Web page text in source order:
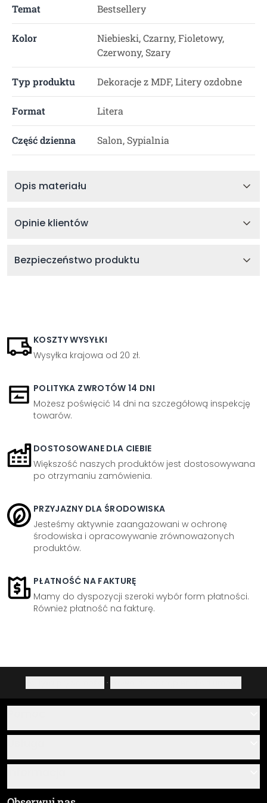
Temat Bestsellery
Kolor
Niebieski, Czarny, Fioletowy,
Czerwony, Szary
Typ produktu Dekoracje z MDF, Litery ozdobne
Format Litera
Część dzienna Salon, Sypialnia
Opis materiału
Opinie klientów
Bezpieczeństwo produktu
KOSZTY WYSYŁKI
Wysyłka krajowa od 20 zł.
POLITYKA ZWROTÓW 14 DNI
Możesz poświęcić 14 dni na szczegółową inspekcję
towarów.
DOSTOSOWANE DLA CIEBIE
Większość naszych produktów jest dostosowywana
po otrzymaniu zamówienia.
PRZYJAZNY DLA ŚRODOWISKA
Jesteśmy aktywnie zaangażowani w ochronę
środowiska i opracowywanie zrównoważonych
produktów.
PŁATNOŚĆ NA FAKTURĘ
Mamy do dyspozycji szeroki wybór form płatności.
Również płatność na fakturę.
·
O nas
Przegląd materiałów
Ogólne Warunki Handlowe (OWH)